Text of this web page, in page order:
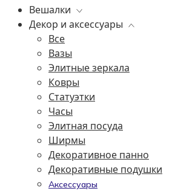
Вешалки
Все
Декор и аксессуары
Все
Вазы
Элитные зеркала
Ковры
Статуэтки
Часы
Элитная посуда
Ширмы
Декоративное панно
Декоративные подушки
Аксессуары